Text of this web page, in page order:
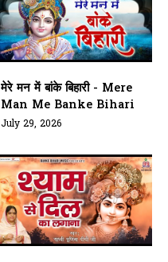
मेरे मन में बांके बिहारी - Mere
Man Me Banke Bihari
July 29, 2026